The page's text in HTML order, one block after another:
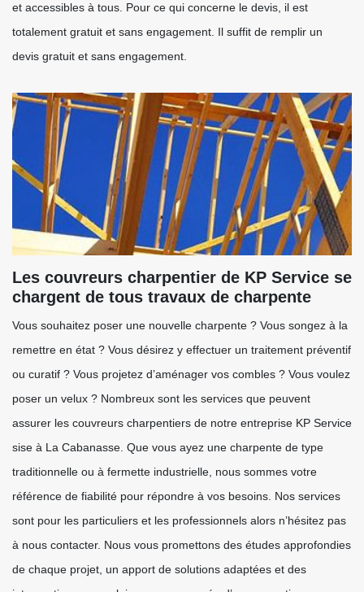
et accessibles à tous. Pour ce qui concerne le devis, il est
totalement gratuit et sans engagement. Il suffit de remplir un
devis gratuit et sans engagement.
Les couvreurs charpentier de KP Service se
chargent de tous travaux de charpente
Vous souhaitez poser une nouvelle charpente ? Vous songez à la
remettre en état ? Vous désirez y effectuer un traitement préventif
ou curatif ? Vous projetez d’aménager vos combles ? Vous voulez
poser un velux ? Nombreux sont les services que peuvent
assurer les couvreurs charpentiers de notre entreprise KP Service
sise à La Cabanasse. Que vous ayez une charpente de type
traditionnelle ou à fermette industrielle, nous sommes votre
référence de fiabilité pour répondre à vos besoins. Nos services
sont pour les particuliers et les professionnels alors n’hésitez pas
à nous contacter. Nous vous promettons des études approfondies
de chaque projet, un apport de solutions adaptées et des